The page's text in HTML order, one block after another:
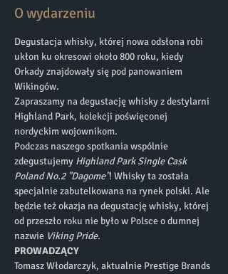
O wydarzeniu
Degustacja whisky, której nowa odsłona robi
ukłon ku okresowi około 800 roku, kiedy
Orkady znajdowały się pod panowaniem
Wikingów.
Zapraszamy na degustację whisky z destylarni
Highland Park, kolekcji poświęconej
nordyckim wojownikom.
Podczas naszego spotkania wspólnie
zdegustujemy Highland Park Single Cask
Poland No.2 "Dagome"! Whisky ta została
specjalnie zabutelkowana na rynek polski. Ale
będzie też okazja na degustację whisky, której
od przeszło roku nie było w Polsce o dumnej
nazwie Viking Pride.
PROWADZĄCY
Tomasz Włodarczyk, aktualnie Prestige Brands